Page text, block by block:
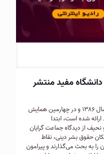
دانشگاه مفید منتشر
دکتر حقیقت در این سخنرانی که در سال ۱۳۸۶ و در چهارمین همایش
شده است، ابتدا
از دیدگاه جماعت گرایان
حقوق بشر دینی، نقاط
را به بحث می‌گذارند و پیرامون